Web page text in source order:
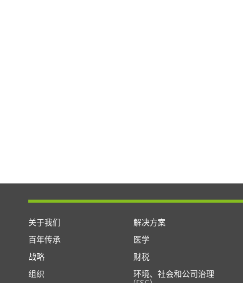
关于我们
百年传承
战略
组织
解决方案
医学
财税
环境、社会和公司治理